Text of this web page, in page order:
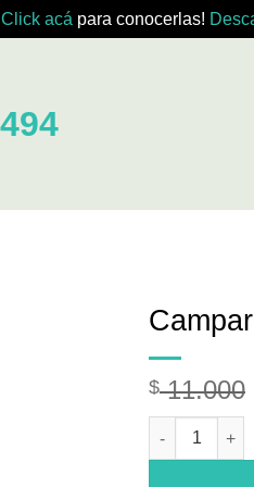
Click acá para conocerlas!
$11.000
Campari